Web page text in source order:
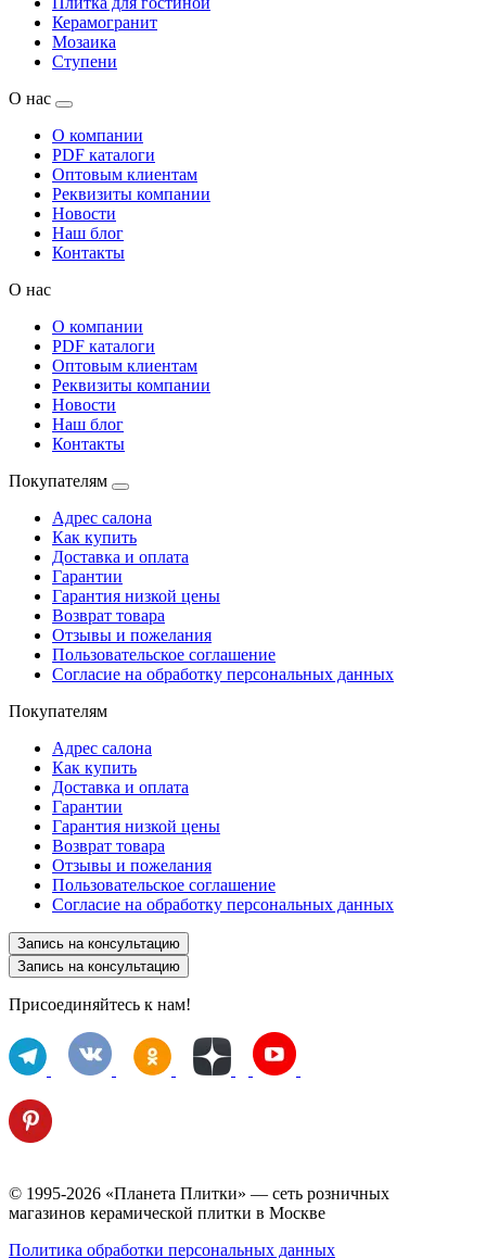
Керамогранит
Мозаика
Ступени
О нас
О компании
PDF каталоги
Оптовым клиентам
Реквизиты компании
Новости
Наш блог
Контакты
О нас
О компании
PDF каталоги
Оптовым клиентам
Реквизиты компании
Новости
Наш блог
Контакты
Покупателям
Адрес салона
Как купить
Доставка и оплата
Гарантии
Гарантия низкой цены
Возврат товара
Отзывы и пожелания
Пользовательское соглашение
Согласие на обработку персональных данных
Покупателям
Адрес салона
Как купить
Доставка и оплата
Гарантии
Гарантия низкой цены
Возврат товара
Отзывы и пожелания
Пользовательское соглашение
Согласие на обработку персональных данных
Запись на консультацию
Запись на консультацию
Присоединяйтесь к нам!
© 1995-2026 «Планета Плитки» — сеть розничных
магазинов керамической плитки в Москве
Политика обработки персональных данных